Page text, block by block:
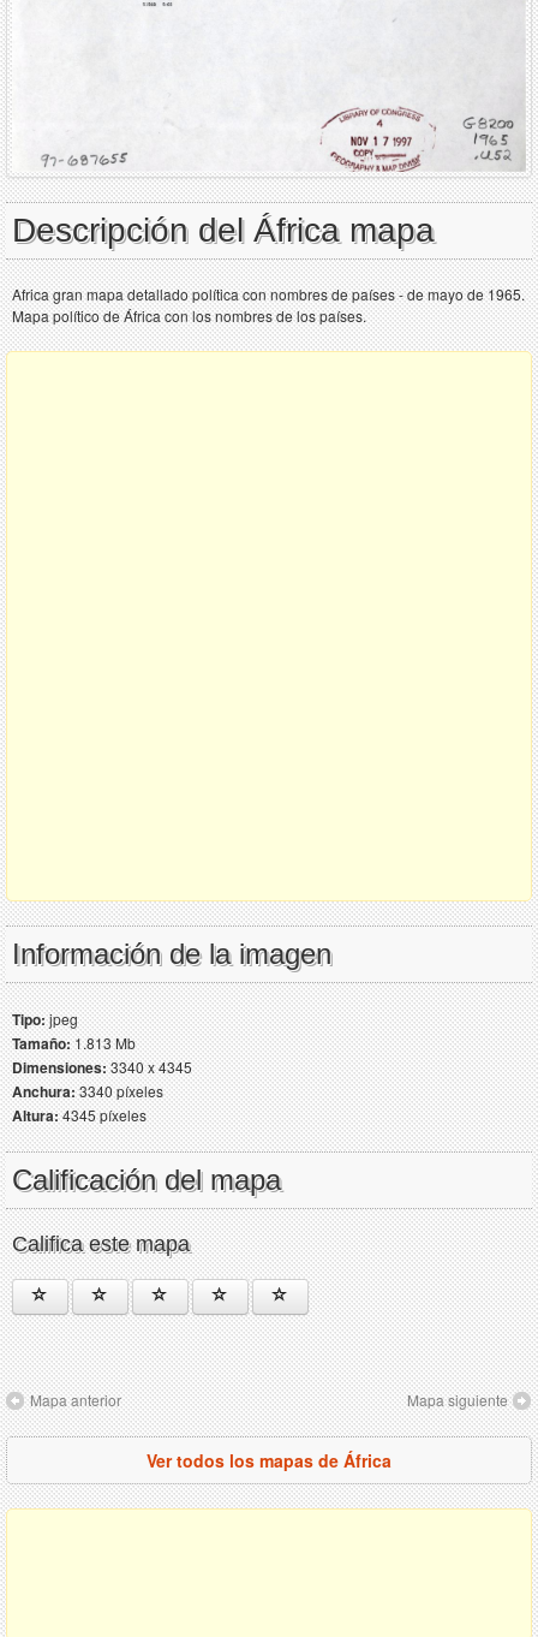
Descripción del África mapa
Africa gran mapa detallado política con nombres de países - de mayo de 1965.
Mapa político de África con los nombres de los países.
Información de la imagen
Tipo:jpeg
Tamaño:1.813 Mb
Dimensiones:3340 x 4345
Anchura:3340 píxeles
Altura:4345 píxeles
Calificación del mapa
Califica este mapa
Mapa anterior Mapa siguiente
Ver todos los mapas de África